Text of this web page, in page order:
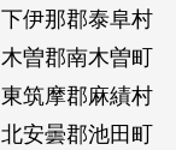
下伊那郡泰阜村
木曽郡南木曽町
東筑摩郡麻績村
北安曇郡池田町